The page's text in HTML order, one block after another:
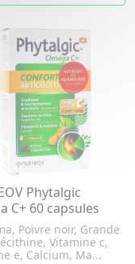
Phytalgic
C+ 60 capsules
Poivre noir, Grande
Vitamine c,
e, Calcium, Ma...